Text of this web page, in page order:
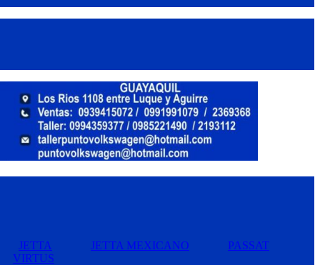
JETTA JETTA MEXICANO
PASSAT
VIRTUS